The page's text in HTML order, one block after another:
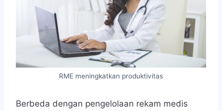
RME meningkatkan produktivitas
Berbeda dengan pengelolaan rekam medis